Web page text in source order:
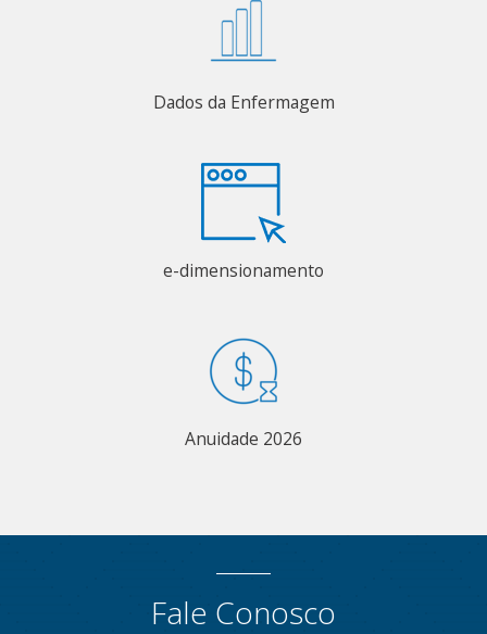
Dados da Enfermagem
e-dimensionamento
Anuidade 2026
Fale Conosco